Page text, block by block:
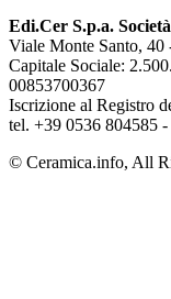
Edi.Cer S.p.a.
Viale Monte Santo,
Capitale Sociale:
00853700367
Iscrizione al Registro
tel. +39 0536 804585
© Ceramica.info, All